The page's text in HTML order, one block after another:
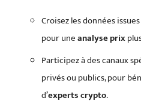
Croisez les données
pour uneanalyse prix
Participez à des canaux
privés ou publics, pour
d’experts crypto.